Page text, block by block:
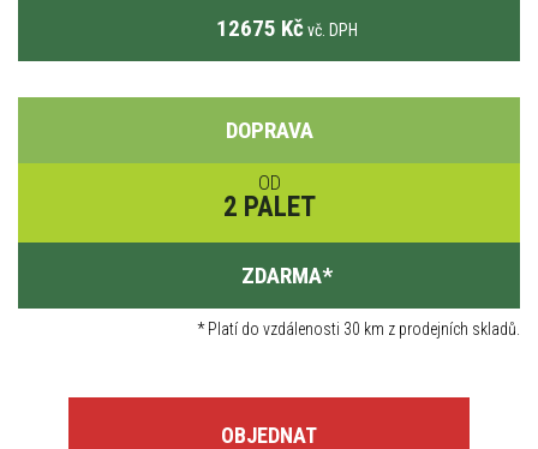
12675 Kč vč. DPH
DOPRAVA
OD
2 PALET
ZDARMA*
*Platí do vzdálenosti 30 km z prodejních skladů.
OBJEDNAT